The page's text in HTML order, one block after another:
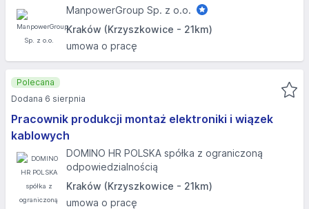
ManpowerGroup Sp. z o.o.
Kraków (Krzyszkowice - 21km)
umowa o pracę
Pracownik produkcji montaż elektroniki i wiązek
kablowych
DOMINO HR POLSKA spółka z ograniczoną
odpowiedzialnością
Kraków (Krzyszkowice - 21km)
umowa o pracę
Polecana
Dodana 6 sierpnia